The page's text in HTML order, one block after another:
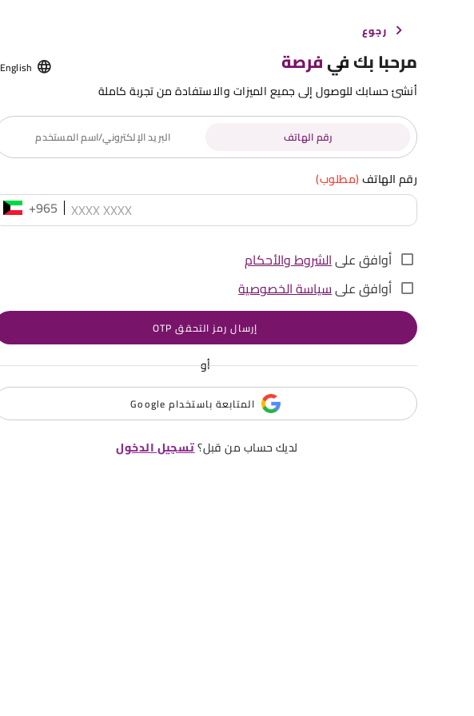
رجوع
مرحبا بك فيفرصة English
أنشئ حسابك للوصول إلى جميع الميزات والاستفادة من تجربة كاملة
رقم الهاتف البريد الإلكتروني/اسم المستخدم
رقم الهاتف(مطلوب)
+965
أوافق علىالشروط والأحكام
أوافق علىسياسة الخصوصية
إرسال رمز التحقق OTP
أو
المتابعة باستخدام Google
لديك حساب من قبل؟تسجيل الدخول